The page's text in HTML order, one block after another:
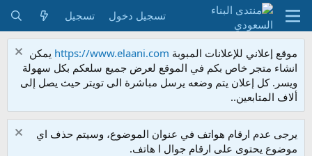
تسجيل دخول تسجيل
موقع إعلاني للإعلانات المبوبة https://www.elaani.com يمكن
انشاء متجر خاص بكم في الموقع لعرض جميع سلعكم بكل سهولة
ويسر. كل إعلان يتم وضعه يرسل مباشرة الى تويتر حيث يصل إلى
ألاف المتابعين..
يرجى عدم ارقام هواتف في عنوان الموضوع، وسيتم حذف اي
موضوع يحتوى على ارقام جوال ا هاتف.